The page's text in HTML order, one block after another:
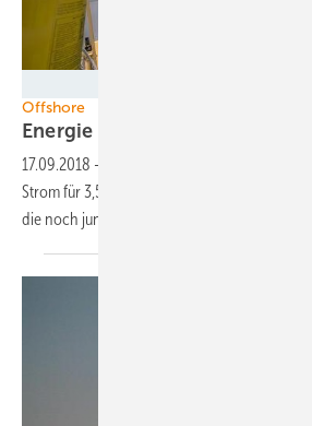
Offshore
Energie aus regelmäßig viel
17.09.2018 -
Strom für 3,5 Cent pro Kilowattstunde
die noch junge Erfolgsgeschichte einer